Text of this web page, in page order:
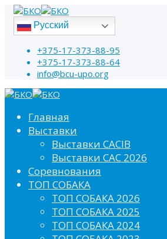
Русский
+375-17-373-88-95
+375-17-373-88-64
info@bcu-upo.org
Главная
Выставки
Выставки CACIB
Выставки САС 2026
Соревнования
ТОП СОБАКА
ТОП СОБАКА 2026
ТОП СОБАКА 2025
ТОП СОБАКА 2024